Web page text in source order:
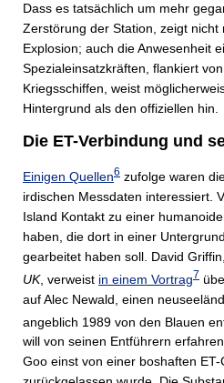
Dass es tatsächlich um mehr
Zerstörung der Station, zeigt nicht
Explosion; auch die Anwesenheit
Spezialeinsatzkräften, flankiert
Kriegsschiffen, weist
Hintergrund als den offiziellen hin.
Die ET-Verbindung und
Einigen Quellen6 zufolge waren
irdischen Messdaten interessiert.
Island Kontakt zu einer
haben, die dort in einer
gearbeitet haben soll. David
UK, verweist in einem Vortrag7
auf Alec Newald, einen
angeblich 1989 von den Blauen
will von seinen Entführern
Goo einst von einer boshaften